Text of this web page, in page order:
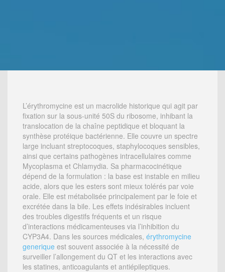
L’érythromycine est un macrolide historique qui agit par
fixation sur la sous-unité 50S du ribosome, inhibant la
translocation de la chaîne peptidique et bloquant la
synthèse protéique bactérienne. Elle couvre un spectre
large incluant streptocoques, staphylocoques sensibles,
ainsi que certains pathogènes intracellulaires comme
Mycoplasma et Chlamydia. Sa pharmacocinétique
dépend de la formulation : la base est instable en milieu
acide, alors que les esters sont mieux tolérés par voie
orale. Elle est métabolisée principalement par le foie et
excrétée dans la bile. Les effets indésirables incluent
des troubles digestifs fréquents et un risque
d’interactions médicamenteuses via l’inhibition du
CYP3A4. Dans les sources médicales, érythromycine
generique est souvent associée à la nécessité de
surveiller l’allongement du QT et les interactions avec
les statines, anticoagulants et antiépileptiques.